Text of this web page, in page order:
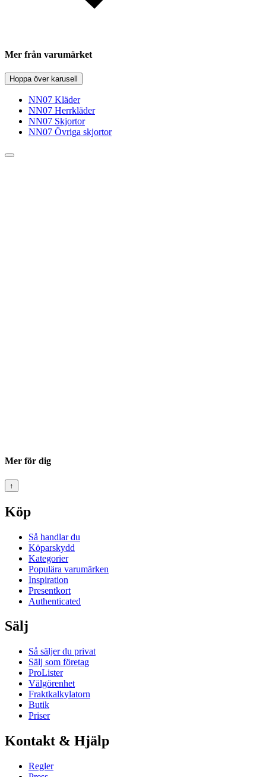
Mer från varumärket
Hoppa över karusell
NN07 Kläder
NN07 Herrkläder
NN07 Skjortor
NN07 Övriga skjortor
Mer för dig
↑
Köp
Så handlar du
Köparskydd
Kategorier
Populära varumärken
Inspiration
Presentkort
Authenticated
Sälj
Så säljer du privat
Sälj som företag
ProLister
Välgörenhet
Fraktkalkylatorn
Butik
Priser
Kontakt & Hjälp
Regler